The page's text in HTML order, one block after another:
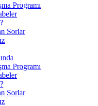
Programı
Sorlar
Programı
Sorlar